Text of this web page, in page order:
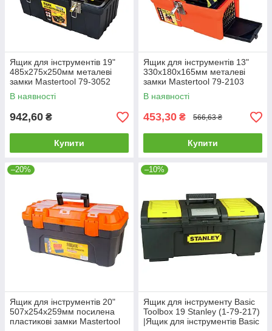
Ящик для інструментів 19"
485х275х250мм металеві
замки Mastertool 79-3052
В наявності
942,60 ₴
Купити
Ящик для інструментів 13"
330х180х165мм металеві
замки Mastertool 79-2103
В наявності
453,30 ₴ 566,63 ₴
Купити
–20%
Ящик для інструментів 20"
507х254х259мм посилена
пластикові замки Mastertool
–10%
Ящик для інструменту Basic
Toolbox 19 Stanley (1-79-217)
|Ящик для інструментів Basic